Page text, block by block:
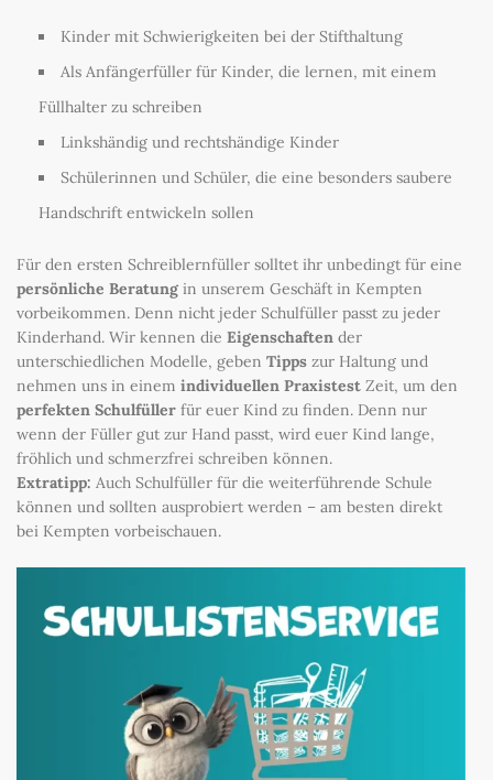
Kinder mit Schwierigkeiten bei der Stifthaltung
Als Anfängerfüller für Kinder, die lernen, mit einem
Füllhalter zu schreiben
Linkshändig und rechtshändige Kinder
Schülerinnen und Schüler, die eine besonders saubere
Handschrift entwickeln sollen
Für den ersten Schreiblernfüller solltet ihr unbedingt für eine
persönliche Beratung in unserem Geschäft in Kempten
vorbeikommen. Denn nicht jeder Schulfüller passt zu jeder
Kinderhand. Wir kennen die Eigenschaften der
unterschiedlichen Modelle, geben Tipps zur Haltung und
nehmen uns in einem individuellen Praxistest Zeit, um den
perfekten Schulfüller für euer Kind zu finden. Denn nur
wenn der Füller gut zur Hand passt, wird euer Kind lange,
fröhlich und schmerzfrei schreiben können.
Extratipp: Auch Schulfüller für die weiterführende Schule
können und sollten ausprobiert werden – am besten direkt
bei Kempten vorbeischauen.